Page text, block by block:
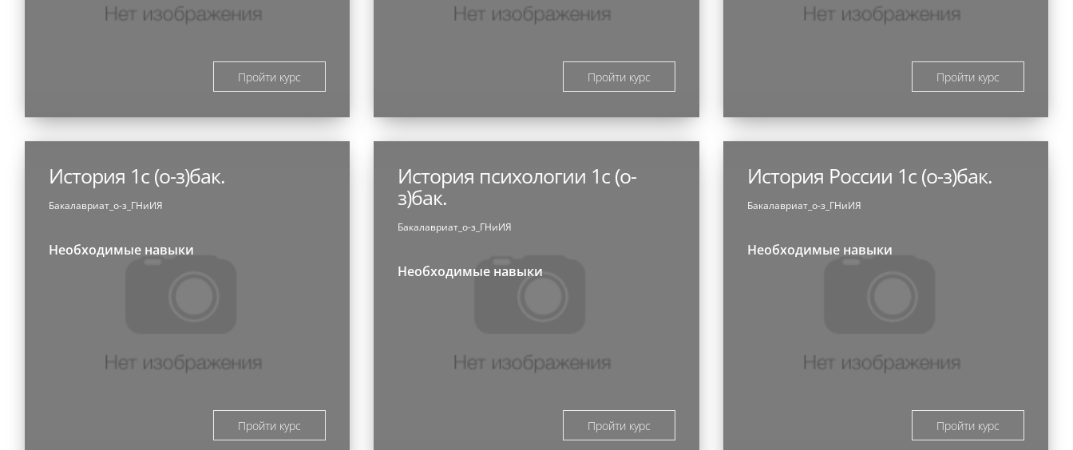
Пройти курс Пройти курс Пройти курс
История 1с (о-з)бак.
Бакалавриат_о-з_ГНиИЯ
Необходимые навыки
Пройти курс
История психологии 1с (о-
з)бак.
Бакалавриат_о-з_ГНиИЯ
Необходимые навыки
Пройти курс
История России 1с (о-з)бак.
Бакалавриат_о-з_ГНиИЯ
Необходимые навыки
Пройти курс